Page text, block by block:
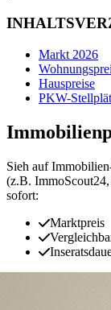
Markt 2026
Hauspreise
PKW-
Sieh auf
(z.B.
sofort:
Marktpreis